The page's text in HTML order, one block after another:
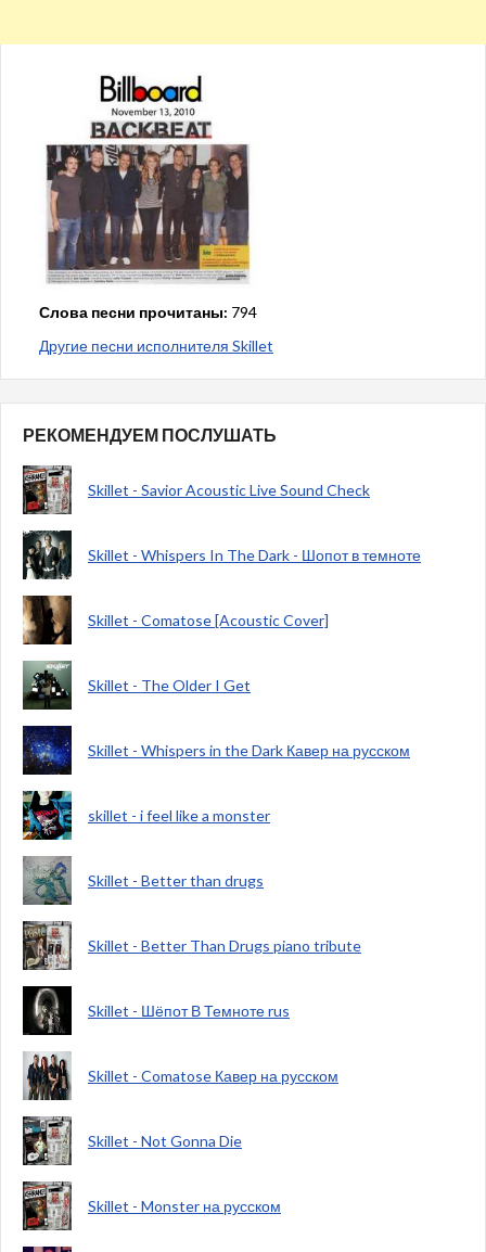
Слова песни прочитаны: 794
Другие песни исполнителя Skillet
РЕКОМЕНДУЕМ ПОСЛУШАТЬ
Skillet - Savior Acoustic Live Sound Check
Skillet - Whispers In The Dark - Шопот в темноте
Skillet - Comatose [Acoustic Cover]
Skillet - The Older I Get
Skillet - Whispers in the Dark Кавер на русском
skillet - i feel like a monster
Skillet - Better than drugs
Skillet - Better Than Drugs piano tribute
Skillet - Шёпот В Темноте rus
Skillet - Comatose Кавер на русском
Skillet - Not Gonna Die
Skillet - Monster на русском